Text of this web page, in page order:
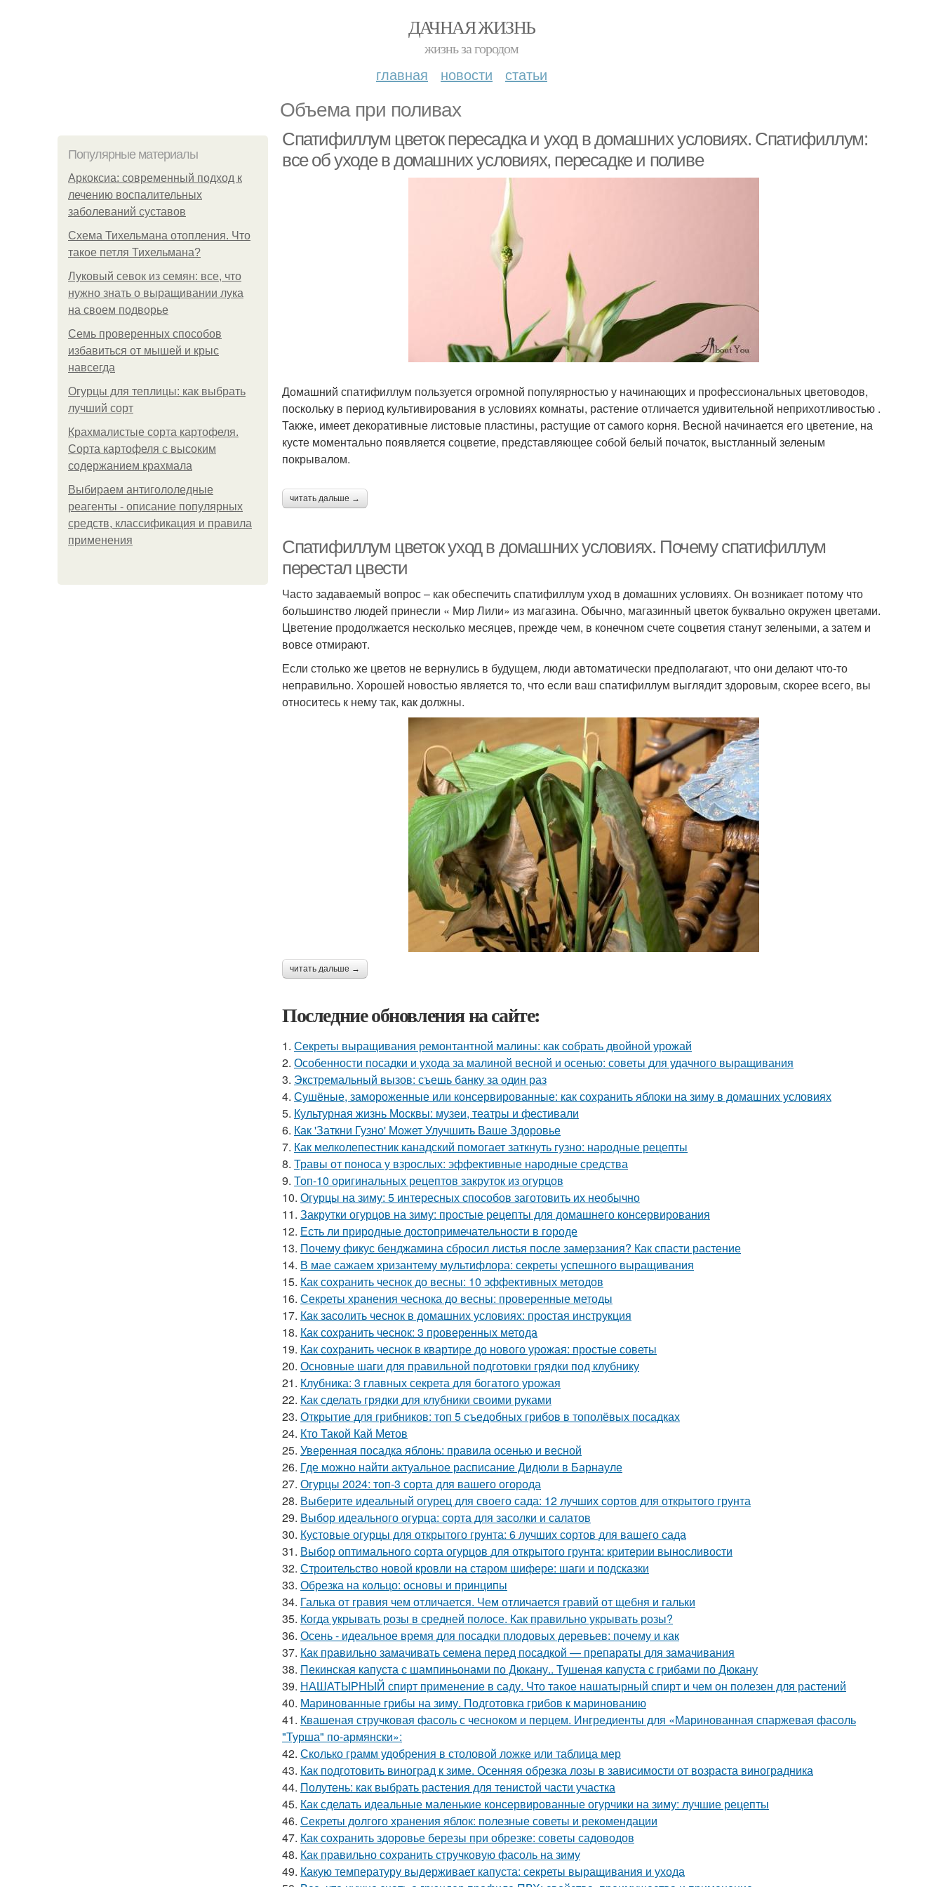
ДАЧНАЯ ЖИЗНЬ
жизнь за городом
главная новости статьи
Объема при поливах
Популярные материалы
Аркоксиа: современный подход к
лечению воспалительных
заболеваний суставов
Схема Тихельмана отопления. Что
такое петля Тихельмана?
Луковый севок из семян: все, что
нужно знать о выращивании лука
на своем подворье
Семь проверенных способов
избавиться от мышей и крыс
навсегда
Огурцы для теплицы: как выбрать
лучший сорт
Крахмалистые сорта картофеля.
Сорта картофеля с высоким
содержанием крахмала
Выбираем антигололедные
реагенты - описание популярных
средств, классификация и правила
применения
Спатифиллум цветок пересадка и уход в домашних условиях. Спатифиллум:
все об уходе в домашних условиях, пересадке и поливе
Домашний спатифиллум пользуется огромной популярностью у начинающих и профессиональных цветоводов,
поскольку в период культивирования в условиях комнаты, растение отличается удивительной неприхотливостью .
Также, имеет декоративные листовые пластины, растущие от самого корня. Весной начинается его цветение, на
кусте моментально появляется соцветие, представляющее собой белый початок, выстланный зеленым
покрывалом.
читать дальше →
Спатифиллум цветок уход в домашних условиях. Почему спатифиллум
перестал цвести
Часто задаваемый вопрос – как обеспечить спатифиллум уход в домашних условиях. Он возникает потому что
большинство людей принесли « Мир Лили» из магазина. Обычно, магазинный цветок буквально окружен цветами.
Цветение продолжается несколько месяцев, прежде чем, в конечном счете соцветия станут зелеными, а затем и
вовсе отмирают.
Если столько же цветов не вернулись в будущем, люди автоматически предполагают, что они делают что-то
неправильно. Хорошей новостью является то, что если ваш спатифиллум выглядит здоровым, скорее всего, вы
относитесь к нему так, как должны.
читать дальше →
Последние обновления на сайте:
1. Секреты выращивания ремонтантной малины: как собрать двойной урожай
2. Особенности посадки и ухода за малиной весной и осенью: советы для удачного выращивания
3. Экстремальный вызов: съешь банку за один раз
4. Сушёные, замороженные или консервированные: как сохранить яблоки на зиму в домашних условиях
5. Культурная жизнь Москвы: музеи, театры и фестивали
6. Как 'Заткни Гузно' Может Улучшить Ваше Здоровье
7. Как мелколепестник канадский помогает заткнуть гузно: народные рецепты
8. Травы от поноса у взрослых: эффективные народные средства
9. Топ-10 оригинальных рецептов закруток из огурцов
10. Огурцы на зиму: 5 интересных способов заготовить их необычно
11. Закрутки огурцов на зиму: простые рецепты для домашнего консервирования
12. Есть ли природные достопримечательности в городе
13. Почему фикус бенджамина сбросил листья после замерзания? Как спасти растение
14. В мае сажаем хризантему мультифлора: секреты успешного выращивания
15. Как сохранить чеснок до весны: 10 эффективных методов
16. Секреты хранения чеснока до весны: проверенные методы
17. Как засолить чеснок в домашних условиях: простая инструкция
18. Как сохранить чеснок: 3 проверенных метода
19. Как сохранить чеснок в квартире до нового урожая: простые советы
20. Основные шаги для правильной подготовки грядки под клубнику
21. Клубника: 3 главных секрета для богатого урожая
22. Как сделать грядки для клубники своими руками
23. Открытие для грибников: топ 5 съедобных грибов в тополёвых посадках
24. Кто Такой Кай Метов
25. Уверенная посадка яблонь: правила осенью и весной
26. Где можно найти актуальное расписание Дидюли в Барнауле
27. Огурцы 2024: топ-3 сорта для вашего огорода
28. Выберите идеальный огурец для своего сада: 12 лучших сортов для открытого грунта
29. Выбор идеального огурца: сорта для засолки и салатов
30. Кустовые огурцы для открытого грунта: 6 лучших сортов для вашего сада
31. Выбор оптимального сорта огурцов для открытого грунта: критерии выносливости
32. Строительство новой кровли на старом шифере: шаги и подсказки
33. Обрезка на кольцо: основы и принципы
34. Галька от гравия чем отличается. Чем отличается гравий от щебня и гальки
35. Когда укрывать розы в средней полосе. Как правильно укрывать розы?
36. Осень - идеальное время для посадки плодовых деревьев: почему и как
37. Как правильно замачивать семена перед посадкой — препараты для замачивания
38. Пекинская капуста с шампиньонами по Дюкану.. Тушеная капуста с грибами по Дюкану
39. НАШАТЫРНЫЙ спирт применение в саду. Что такое нашатырный спирт и чем он полезен для растений
40. Маринованные грибы на зиму. Подготовка грибов к маринованию
41. Квашеная стручковая фасоль с чесноком и перцем. Ингредиенты для «Маринованная спаржевая фасоль
"Турша" по-армянски»:
42. Сколько грамм удобрения в столовой ложке или таблица мер
43. Как подготовить виноград к зиме. Осенняя обрезка лозы в зависимости от возраста виноградника
44. Полутень: как выбрать растения для тенистой части участка
45. Как сделать идеальные маленькие консервированные огурчики на зиму: лучшие рецепты
46. Секреты долгого хранения яблок: полезные советы и рекомендации
47. Как сохранить здоровье березы при обрезке: советы садоводов
48. Как правильно сохранить стручковую фасоль на зиму
49. Какую температуру выдерживает капуста: секреты выращивания и ухода